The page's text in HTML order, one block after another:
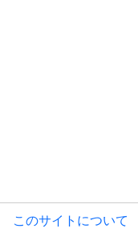
このサイトについて